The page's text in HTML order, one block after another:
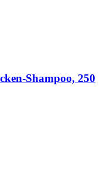
​Shampoo, 250